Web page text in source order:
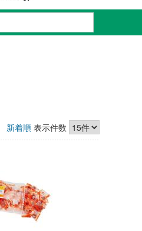
新着順 表示件数